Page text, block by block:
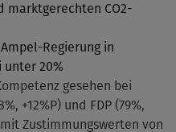
marktgerechten CO2-
Regierung in
20%
gesehen bei
+12%P) und FDP (79%,
Zustimmungswerten von